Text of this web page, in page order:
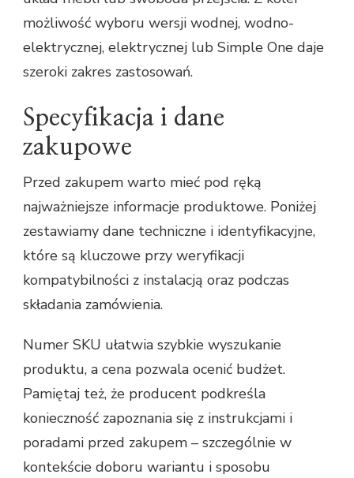
możliwość wyboru wersji wodnej, wodno-
elektrycznej, elektrycznej lub Simple One daje
szeroki zakres zastosowań.
Specyfikacja i dane
zakupowe
Przed zakupem warto mieć pod ręką
najważniejsze informacje produktowe. Poniżej
zestawiamy dane techniczne i identyfikacyjne,
które są kluczowe przy weryfikacji
kompatybilności z instalacją oraz podczas
składania zamówienia.
Numer SKU ułatwia szybkie wyszukanie
produktu, a cena pozwala ocenić budżet.
Pamiętaj też, że producent podkreśla
konieczność zapoznania się z instrukcjami i
poradami przed zakupem – szczególnie w
kontekście doboru wariantu i sposobu